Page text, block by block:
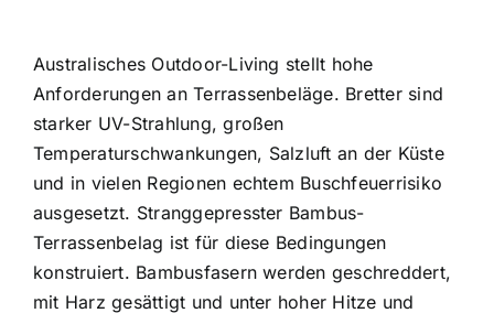
Australisches Outdoor-Living stellt hohe
Anforderungen an Terrassenbeläge. Bretter sind
starker UV-Strahlung, großen
Temperaturschwankungen, Salzluft an der Küste
und in vielen Regionen echtem Buschfeuerrisiko
ausgesetzt. Stranggepresster Bambus-
Terrassenbelag ist für diese Bedingungen
konstruiert. Bambusfasern werden geschreddert,
mit Harz gesättigt und unter hoher Hitze und